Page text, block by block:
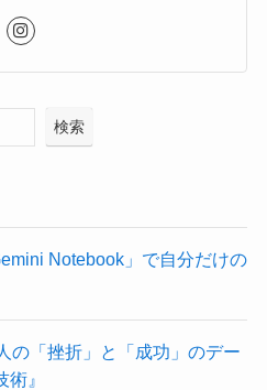
検索
Notebook」で自分だけの
の「挫折」と「成功」のデー
』